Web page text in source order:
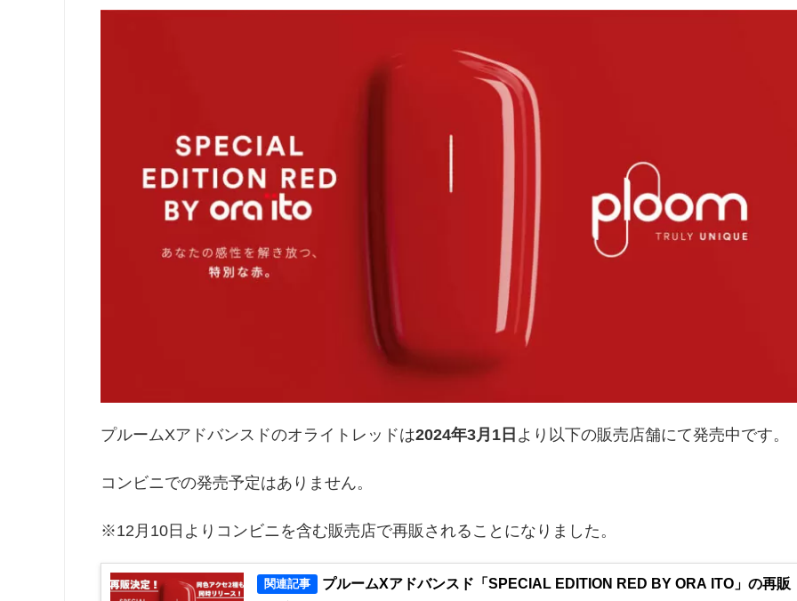
プルームXアドバンスドのオライトレッドは2024年3月1日 より以下の販売店舗にて発売中です。
コンビニでの発売予定はありません。
※12月10日よりコンビニを含む販売店で再販されることになりました。
関連記事
プルームXアドバンスド「SPECIAL EDITION RED BY ORA ITO」の再販